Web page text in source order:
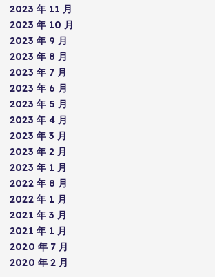
2023 年 11 月
2023 年 10 月
2023 年 9 月
2023 年 8 月
2023 年 7 月
2023 年 6 月
2023 年 5 月
2023 年 4 月
2023 年 3 月
2023 年 2 月
2023 年 1 月
2022 年 8 月
2022 年 1 月
2021 年 3 月
2021 年 1 月
2020 年 7 月
2020 年 2 月